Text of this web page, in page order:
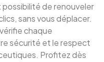
possibilité de renouveler
sans vous déplacer.
chaque
sécurité et le respect
Profitez dès